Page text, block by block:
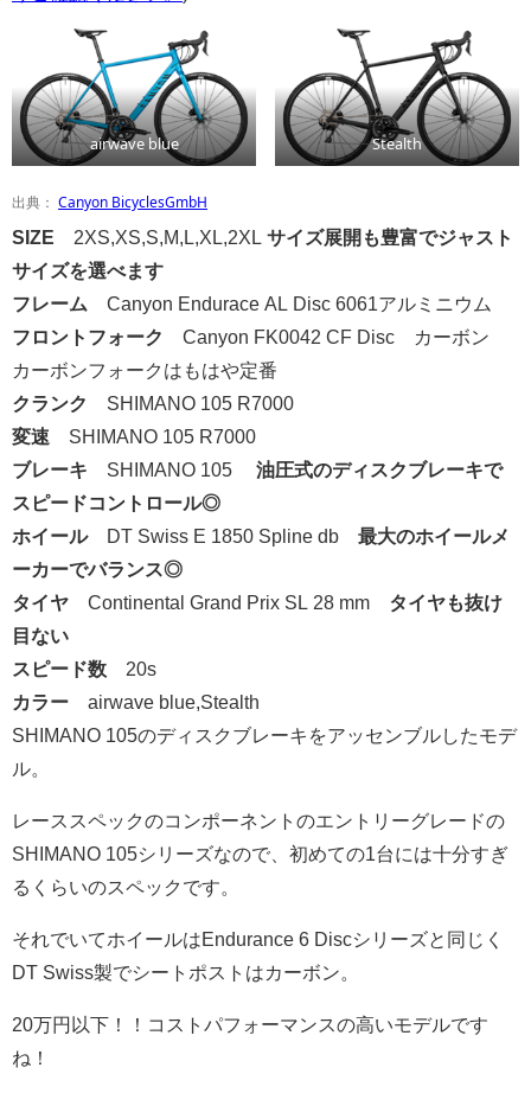
airwave blue Stealth
出典： Canyon BicyclesGmbH
SIZE 2XS,XS,S,M,L,XL,2XL サイズ展開も豊富でジャスト
サイズを選べます
フレーム Canyon Endurace AL Disc 6061アルミニウム
フロントフォーク
Canyon FK0042 CF Disc カーボン
カーボンフォークはもはや定番
クランク
SHIMANO 105 R7000
変速 SHIMANO 105 R7000
ブレーキ SHIMANO 105 油圧式のディスクブレーキで
スピードコントロール◎
ホイールDT Swiss E 1850 Spline db 最大のホイールメ
ーカーでバランス◎
タイヤ Continental Grand Prix SL 28 mm タイヤも抜け
目ない
スピード数 20s
カラー airwave blue,Stealth
SHIMANO 105のディスクブレーキをアッセンブルしたモデ
ル。
レーススペックのコンポーネントのエントリーグレードの
SHIMANO 105シリーズなので、初めての1台には十分すぎ
るくらいのスペックです。
それでいてホイールはEndurance 6 Discシリーズと同じく
DT Swiss製でシートポストはカーボン。
20万円以下！！コストパフォーマンスの高いモデルです
ね！